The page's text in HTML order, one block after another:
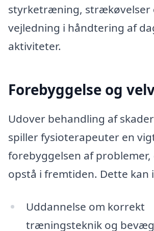
styrketræning, strækøvelser
vejledning i håndtering af
aktiviteter.
Forebyggelse og
Udover behandling af
spiller fysioterapeuter en
forebyggelsen af problemer,
opstå i fremtiden. Dette kan
Uddannelse om korrekt
træningsteknik og